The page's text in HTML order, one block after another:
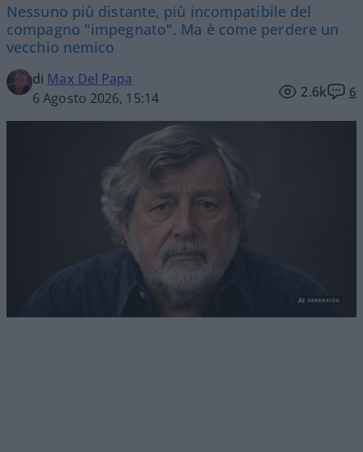
Nessuno più distante, più incompatibile del
compagno "impegnato". Ma è come perdere un
vecchio nemico
di Max Del Papa
6 Agosto 2026, 15:14
2.6k 6